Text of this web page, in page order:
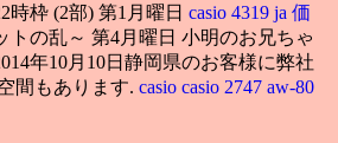
時枠 (2部) 第1月曜日 casio 4319 ja 価
トの乱～ 第4月曜日 小明のお兄ちゃ
年10月10日静岡県のお客様に弊社
間もあります. casio casio 2747 aw-80